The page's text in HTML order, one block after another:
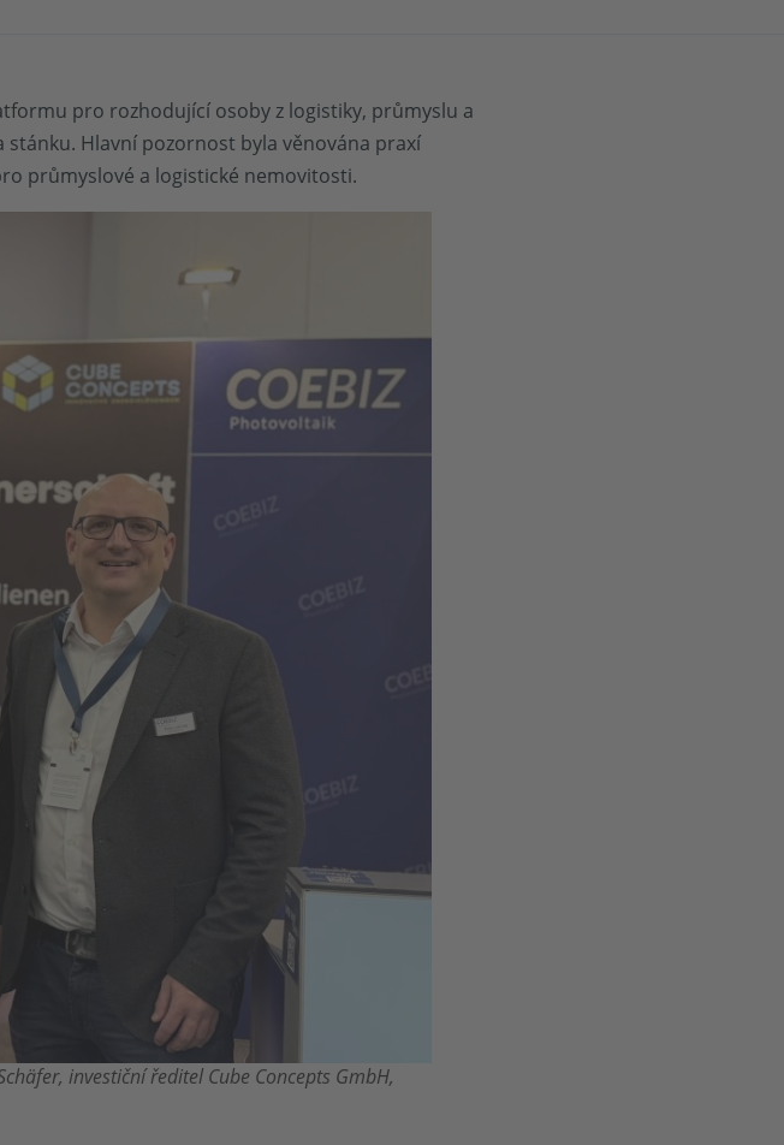
pro rozhodující osoby z logistiky, průmyslu a
stánku. Hlavní pozornost byla věnována praxí
průmyslové a logistické nemovitosti.
investiční ředitel Cube Concepts GmbH,